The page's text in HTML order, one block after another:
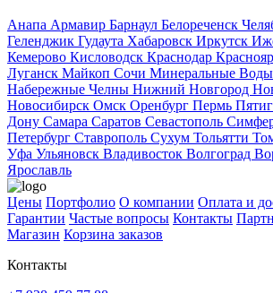
Анапа Армавир Барнаул Белореченск
Геленджик Гудаута Хабаровск Иркутск
Кемерово Кисловодск Краснодар
Луганск Майкоп Сочи Минеральные Воды
Набережные Челны Нижний Новгород
Новосибирск Омск Оренбург Пермь
Дону Самара Саратов Севастополь
Петербург Ставрополь Сухум Тольятти
Уфа Ульяновск Владивосток Волгоград
Ярославль
Цены Портфолио О компании Оплата и
Гарантии Частые вопросы Контакты
Магазин Корзина заказов
Контакты